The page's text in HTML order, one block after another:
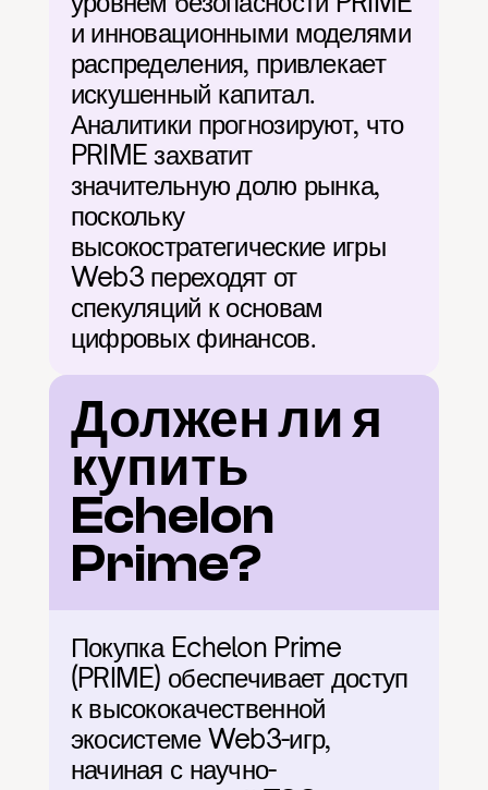
и инновационными моделями
распределения, привлекает
искушенный капитал.
Аналитики прогнозируют, что
PRIME захватит
значительную долю рынка,
поскольку
высокостратегические игры
Web3 переходят от
спекуляций к основам
цифровых финансов.
Должен ли я
купить
Echelon
Prime?
Покупка Echelon Prime
(PRIME) обеспечивает доступ
к высококачественной
экосистеме Web3-игр,
начиная с научно-